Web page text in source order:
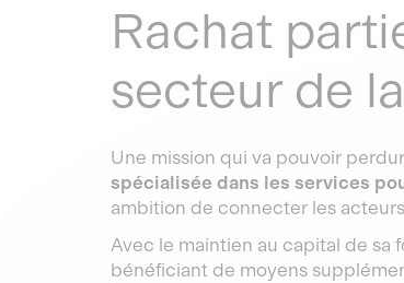
Rachat
secteur de
Une mission qui va pouvoir
spécialisée dans les services
ambition de connecter les
Avec le maintien au capital de sa
bénéficiant de moyens